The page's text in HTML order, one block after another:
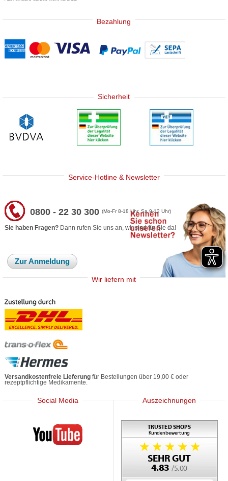
Bezahlung
Sicherheit
Service-Hotline & Newsletter
0800 - 22 30 300(Mo-Fr 8-18 Uhr, Sa 9-12 Uhr)
Sie haben Fragen? Dann rufen Sie uns an, wir sind für Sie da!
Zur Anmeldung
Wir liefern mit
Versandkostenfreie Lieferung für Bestellungen über 19,00 € oder
rezeptpflichtige Medikamente.
Social Media
Mediherz
Auszeichnungen